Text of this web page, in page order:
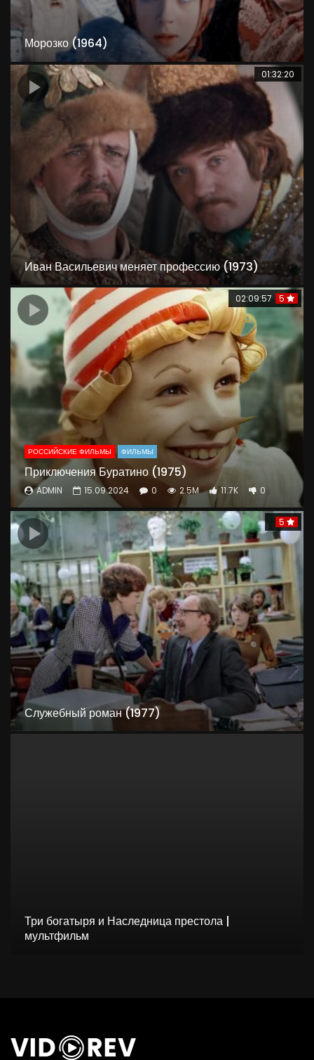
Морозко (1964)
01:32:20
Иван Васильевич меняет профессию (1973)
02:09:57 5
РОССИЙСКИЕ ФИЛЬМЫ ФИЛЬМЫ
Приключения Буратино (1975)
ADMIN 15.09.2024 0 2.5M 11.7K 0
5
Служебный роман (1977)
Три богатыря и Наследница престола |
мультфильм